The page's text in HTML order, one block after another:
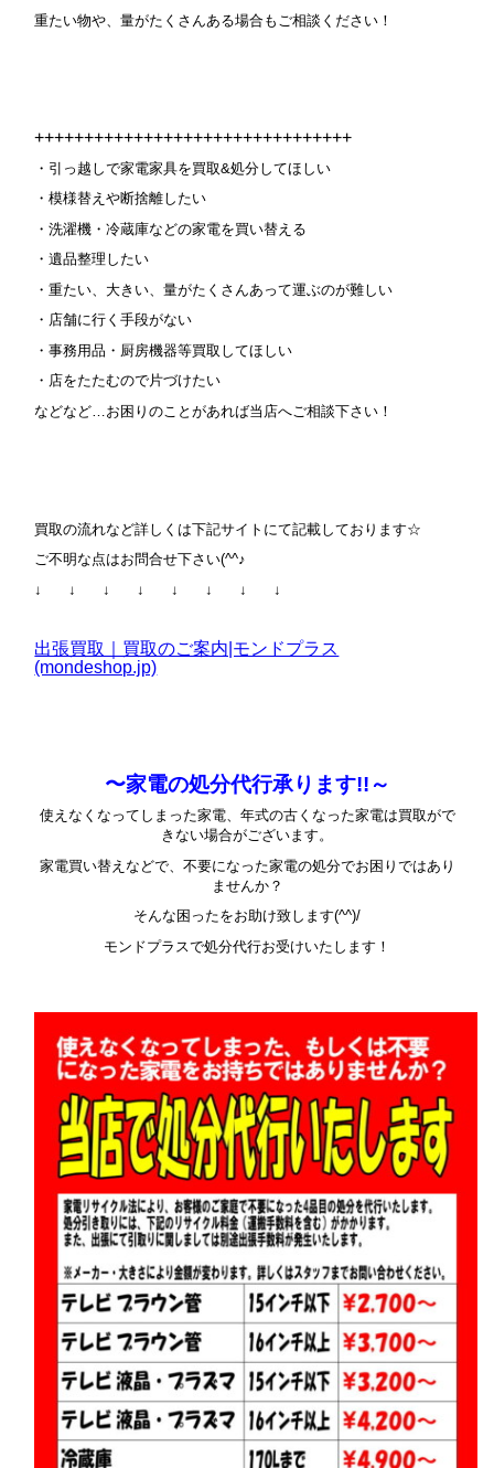
重たい物や、量がたくさんある場合もご相談ください！
++++++++++++++++++++++++++++++++
・引っ越しで家電家具を買取&処分してほしい
・模様替えや断捨離したい
・洗濯機・冷蔵庫などの家電を買い替える
・遺品整理したい
・重たい、大きい、量がたくさんあって運ぶのが難しい
・店舗に行く手段がない
・事務用品・厨房機器等買取してほしい
・店をたたむので片づけたい
などなど…お困りのことがあれば当店へご相談下さい！
買取の流れなど詳しくは下記サイトにて記載しております☆
ご不明な点はお問合せ下さい(^^♪
↓ ↓ ↓ ↓ ↓ ↓ ↓ ↓
出張買取｜買取のご案内|モンドプラス
(mondeshop.jp)
〜家電の処分代行承ります!!～
使えなくなってしまった家電、年式の古くなった家電は買取がで
きない場合がございます。
家電買い替えなどで、不要になった家電の処分でお困りではあり
ませんか？
そんな困ったをお助け致します(^^)/
モンドプラスで処分代行お受けいたします！